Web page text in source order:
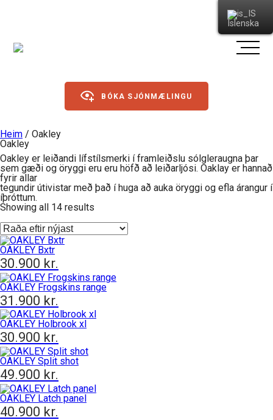
Gleraugu
Sólgleraugu
Íþróttagleraugu
Linsur
Dagslinsur
Mánaðarlinsur
Linsuvökvi
Annað
Augnmeðferðir
Augndropar/gervitár
Augnhvílur
Gleraugnaklútar og sprey
Linsuvökvi
Vítamín
Sjálfbærni
ISK
EUR
GBP
ISK
USD
BÓKA SJÓNMÆLINGU
Heim / Oakley
Oakley
Oakley er leiðandi lífstílsmerki í framleiðslu sólgleraugna þar
sem gæði og öryggi eru eru höfð að leiðarljósi. Oaklay er hannað
fyrir allar
tegundir útivistar með það í huga að auka öryggi og efla árangur í
íþróttum.
Showing all 14 results
latest
OAKLEY Bxtr
30.900 kr.
OAKLEY Frogskins range
31.900 kr.
OAKLEY Holbrook xl
30.900 kr.
OAKLEY Split shot
49.900 kr.
OAKLEY Latch panel
40.900 kr.
Íslenska